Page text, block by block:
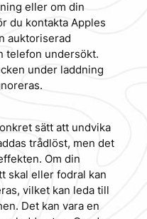
eller om din
du kontakta Apples
auktoriserad
telefon undersökt.
under laddning
sätt att undvika
trådlöst, men det
Om din
skal eller fodral kan
vilket kan leda till
Det kan vara en